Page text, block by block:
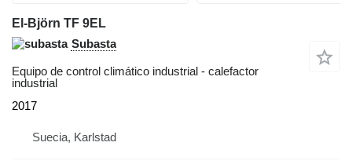
El-Björn TF 9EL
Subasta
Equipo de control climático industrial - calefactor
industrial
2017
Suecia, Karlstad